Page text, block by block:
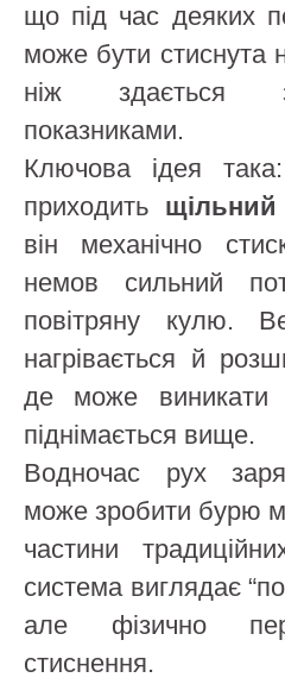
що під час деяких
може бути стиснута
ніж здається
показниками.
Ключова ідея
приходить
він механічно
немов сильний
повітряну кулю.
нагрівається й
де може виникати
піднімається вище.
Водночас рух
може зробити бурю
частини
система виглядає
але фізично
стиснення.